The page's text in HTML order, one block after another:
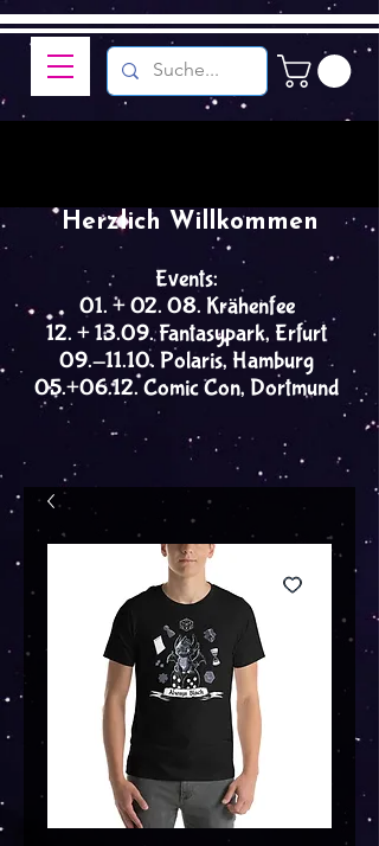
Events:
01. + 02. 08. Krähenfee
12. + 13.09. Fantasypark, Erfurt
09.-11.10. Polaris, Hamburg
05.+06.12. Comic Con, Dortmund
Herzlich Willkommen